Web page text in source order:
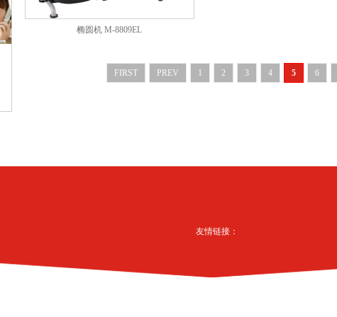
椭圆机 M-8809EL
FIRST PREV 1 2 3 4 5 6
友情链接：